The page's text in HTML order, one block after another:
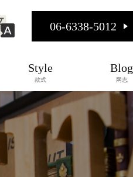
06-6338-5012
Style
款式
Blog
网志